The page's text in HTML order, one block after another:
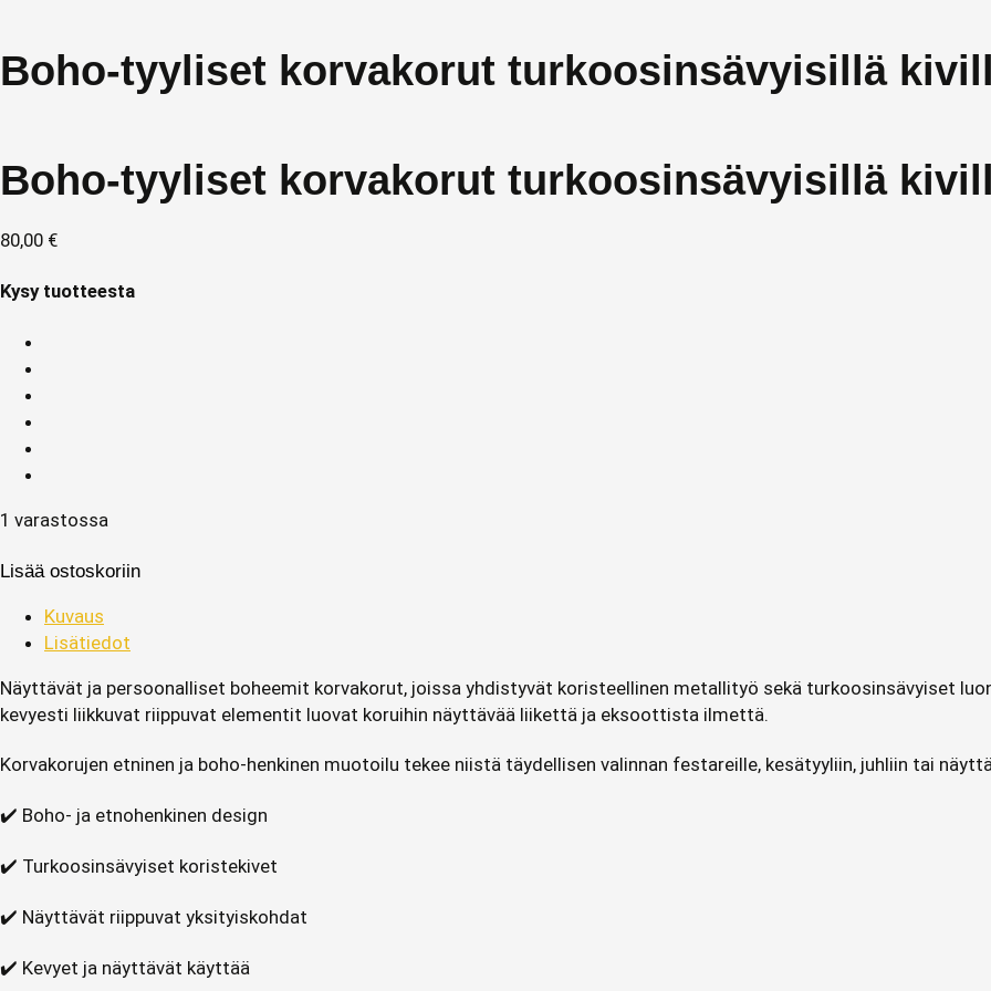
Boho-tyyliset korvakorut turkoosinsävyisillä
Boho-tyyliset korvakorut turkoosinsävyisillä
80,00 €
Kysy tuotteesta
1 varastossa
Lisää ostoskoriin
Kuvaus
Lisätiedot
Näyttävät ja persoonalliset boheemit korvakorut, joissa yhdistyvät koristeellinen metallityö sekä turkoosinsävyiset
kevyesti liikkuvat riippuvat elementit luovat koruihin näyttävää liikettä ja eksoottista ilmettä.
Korvakorujen etninen ja boho-henkinen muotoilu tekee niistä täydellisen valinnan festareille, kesätyyliin, juhliin tai
✔️ Boho- ja etnohenkinen design
✔️ Turkoosinsävyiset koristekivet
✔️ Näyttävät riippuvat yksityiskohdat
✔️ Kevyet ja näyttävät käyttää